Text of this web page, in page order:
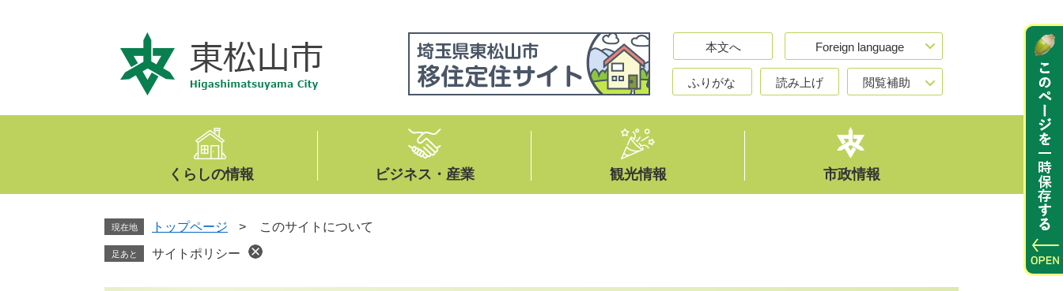
文
本文へ Foreign language
ふりがな 読み上げ 閲覧補助
くらしの情報 ビジネス・産業 観光情報 市政情報
現在地 トップページ > このサイトについて
足あと サイトポリシー